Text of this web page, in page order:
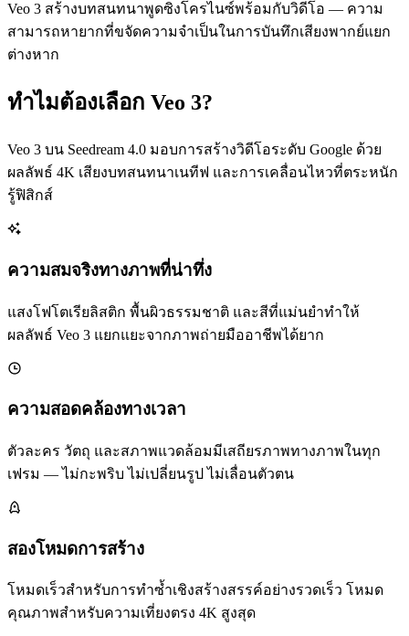
Veo 3 สร้างบทสนทนาพูดซิงโครไนซ์พร้อมกับวิดีโอ — ความ
สามารถหายากที่ขจัดความจำเป็นในการบันทึกเสียงพากย์แยก
ต่างหาก
ทำไมต้องเลือก Veo 3?
Veo 3 บน Seedream 4.0 มอบการสร้างวิดีโอระดับ Google ด้วย
ผลลัพธ์ 4K เสียงบทสนทนาเนทีฟ และการเคลื่อนไหวที่ตระหนัก
รู้ฟิสิกส์
ความสมจริงทางภาพที่น่าทึ่ง
แสงโฟโตเรียลิสติก พื้นผิวธรรมชาติ และสีที่แม่นยำทำให้
ผลลัพธ์ Veo 3 แยกแยะจากภาพถ่ายมืออาชีพได้ยาก
ความสอดคล้องทางเวลา
ตัวละคร วัตถุ และสภาพแวดล้อมมีเสถียรภาพทางภาพในทุก
เฟรม — ไม่กะพริบ ไม่เปลี่ยนรูป ไม่เลื่อนตัวตน
สองโหมดการสร้าง
โหมดเร็วสำหรับการทำซ้ำเชิงสร้างสรรค์อย่างรวดเร็ว โหมด
คุณภาพสำหรับความเที่ยงตรง 4K สูงสุด